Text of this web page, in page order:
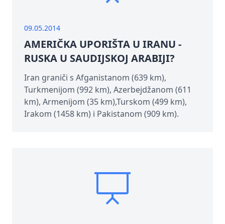
09.05.2014
AMERIČKA UPORIŠTA U IRANU -
RUSKA U SAUDIJSKOJ ARABIJI?
Iran graniči s Afganistanom (639 km),
Turkmenijom (992 km), Azerbejdžanom (611
km), Armenijom (35 km),Turskom (499 km),
Irakom (1458 km) i Pakistanom (909 km).